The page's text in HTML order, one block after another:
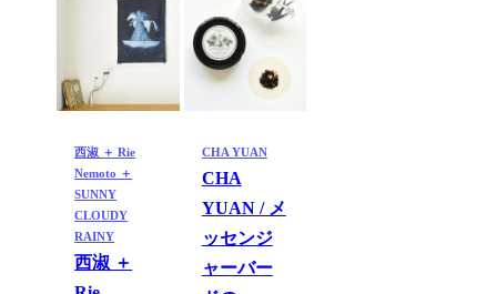
西淑 ＋ Rie
Nemoto ＋
SUNNY
CLOUDY
RAINY
西淑 ＋
CHA YUAN
CHA
YUAN / メ
ッセンジ
ャーバー